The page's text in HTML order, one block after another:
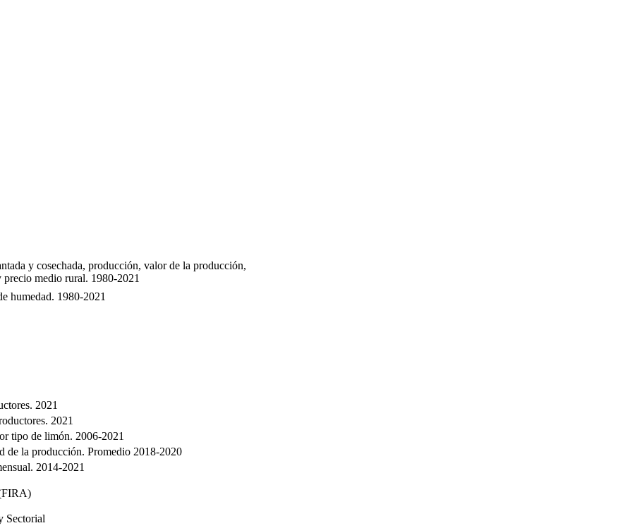
y cosechada, producción, valor de la producción,
medio rural. 1980-2021
humedad. 1980-2021
2021
2021
tipo de limón. 2006-2021
de la producción. Promedio 2018-2020
2014-2021
Sectorial